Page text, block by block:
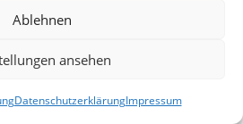
Ablehnen
ansehen
DatenschutzerklärungImpressum
den 4.Juni 2007 ins Haus.
er wegen versuchten